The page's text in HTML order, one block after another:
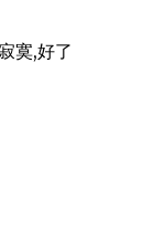
寞,好了